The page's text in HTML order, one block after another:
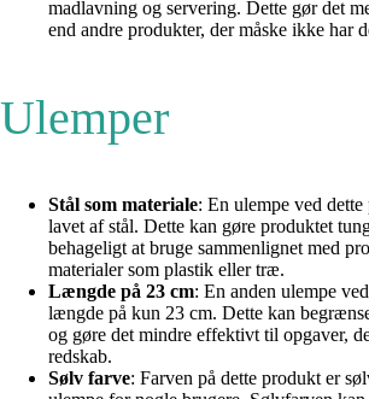
madlavning og servering. Dette gør det
end andre produkter, der måske ikke har
Ulemper
Stål som materiale: En ulempe ved
lavet af stål. Dette kan gøre produktet
behageligt at bruge sammenlignet med
materialer som plastik eller træ.
Længde på 23 cm: En anden ulempe
længde på kun 23 cm. Dette kan
og gøre det mindre effektivt til opgaver,
redskab.
Sølv farve: Farven på dette produkt er